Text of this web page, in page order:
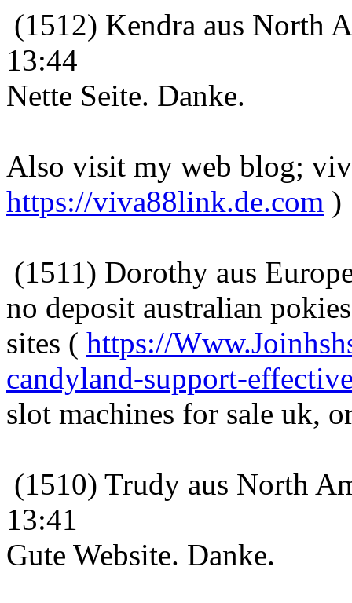
(1512) Kendra aus North
13:44
Nette Seite. Danke.
Also visit my web blog;
https://viva88link.de.com )
(1511) Dorothy aus
no deposit australian
sites ( https://
candyland-support-
slot machines for sale uk,
(1510) Trudy aus North
13:41
Gute Website. Danke.